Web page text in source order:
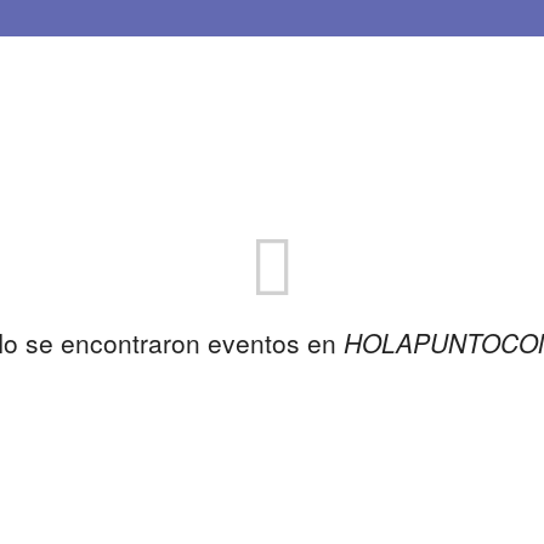
se encontraron eventos en